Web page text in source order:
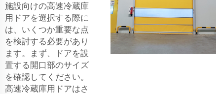
施設向けの高速冷蔵庫
用ドアを選択する際に
は、いくつか重要な点
を検討する必要があり
ます。まず、ドアを設
置する開口部のサイズ
を確認してください。
高速冷蔵庫用ドアはさ